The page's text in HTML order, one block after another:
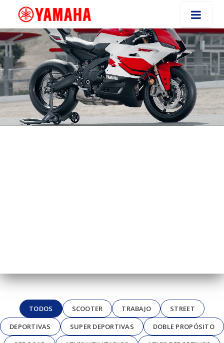
TODOS SCOOTER TRABAJO
STREET
DEPORTIVAS
SUPER DEPORTIVAS
DOBLE PROPÓSITO